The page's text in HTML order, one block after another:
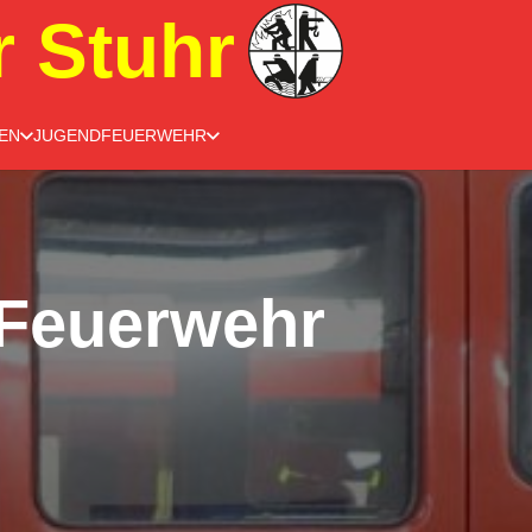
Stuhr
JUGENDFEUERWEHR